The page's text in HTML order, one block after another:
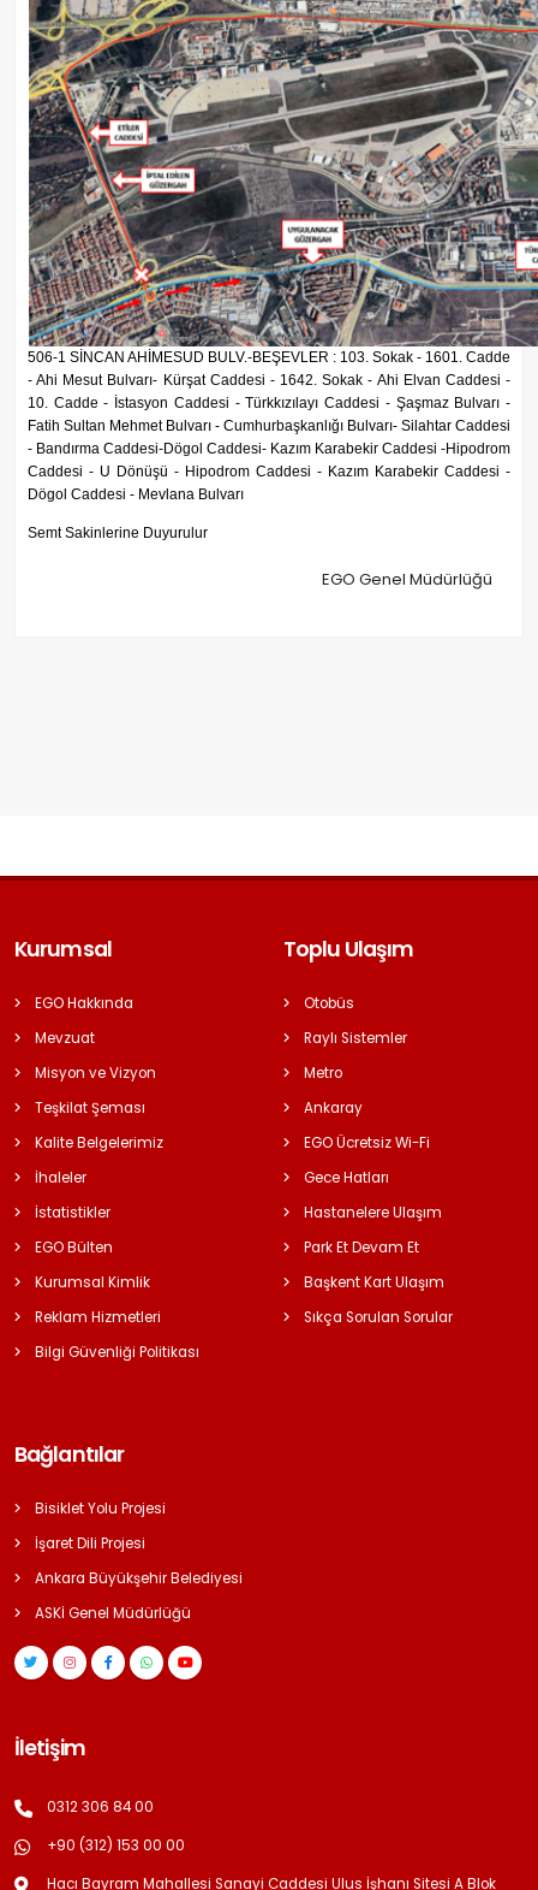
506-1 SİNCAN AHİMESUD BULV.-BEŞEVLER : 103. Sokak - 1601. Cadde
- Ahi Mesut Bulvarı- Kürşat Caddesi - 1642. Sokak - Ahi Elvan Caddesi -
10. Cadde - İstasyon Caddesi - Türkkızılayı Caddesi - Şaşmaz Bulvarı -
Fatih Sultan Mehmet Bulvarı - Cumhurbaşkanlığı Bulvarı- Silahtar Caddesi
- Bandırma Caddesi-Dögol Caddesi- Kazım Karabekir Caddesi -Hipodrom
Caddesi - U Dönüşü - Hipodrom Caddesi - Kazım Karabekir Caddesi -
Dögol Caddesi - Mevlana Bulvarı
Semt Sakinlerine Duyurulur
EGO Genel Müdürlüğü
Kurumsal
EGO Hakkında
Mevzuat
Misyon ve Vizyon
Teşkilat Şeması
Kalite Belgelerimiz
İhaleler
İstatistikler
EGO Bülten
Kurumsal Kimlik
Reklam Hizmetleri
Bilgi Güvenliği Politikası
Toplu Ulaşım
Otobüs
Raylı Sistemler
Metro
Ankaray
EGO Ücretsiz Wi-Fi
Gece Hatları
Hastanelere Ulaşım
Park Et Devam Et
Başkent Kart Ulaşım
Sıkça Sorulan Sorular
Bağlantılar
Bisiklet Yolu Projesi
İşaret Dili Projesi
Ankara Büyükşehir Belediyesi
ASKİ Genel Müdürlüğü
İletişim
0312 306 84 00
+90 (312) 153 00 00
Hacı Bayram Mahallesi Sanayi Caddesi Ulus İşhanı Sitesi A Blok